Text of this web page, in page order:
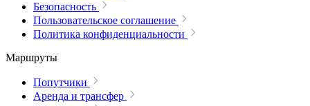
Безопасность
Пользовательское соглашение
Политика конфиденциальности
Маршруты
Попутчики
Аренда и трансфер